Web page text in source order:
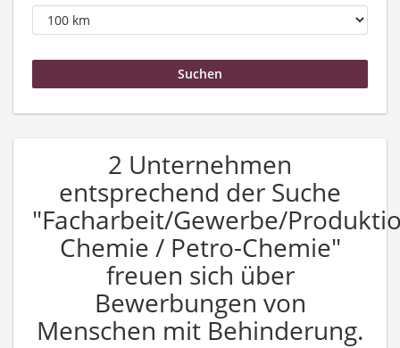
2 Unternehmen
entsprechend der Suche
"Facharbeit/Gewerbe/
Chemie / Petro-Chemie"
freuen sich über
Bewerbungen von
Menschen mit Behinderung.